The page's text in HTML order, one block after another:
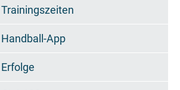
Jugendzertifikat
Regionsklasse
A1-Jugend - Bundesliga
Trainingszeiten
Handball-App
Erfolge